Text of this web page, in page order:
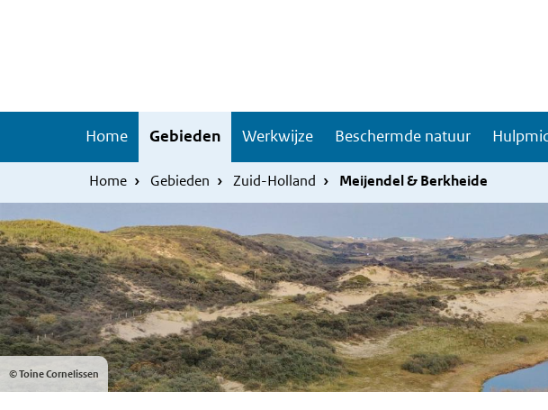
Hoofdnavigatie
Home Gebieden Werkwijze Beschermde natuur
Home Gebieden Zuid-Holland Meijendel & Berkheide
© Toine Cornelissen